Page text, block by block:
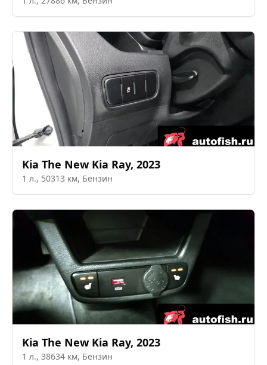
Kia The New Kia Ray, 2023
1 л., 50313 км, Бензин
Kia The New Kia Ray, 2023
1 л., 38634 км, Бензин